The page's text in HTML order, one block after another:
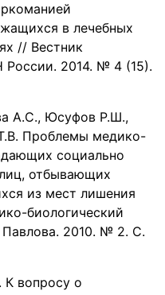
в лечебных
// Вестник
2014. № 4 (15).
А.С., Юсуфов Р.Ш.,
Проблемы медико-
социально
отбывающих
из мест лишения
биологический
2010. № 2. С.
К вопросу о